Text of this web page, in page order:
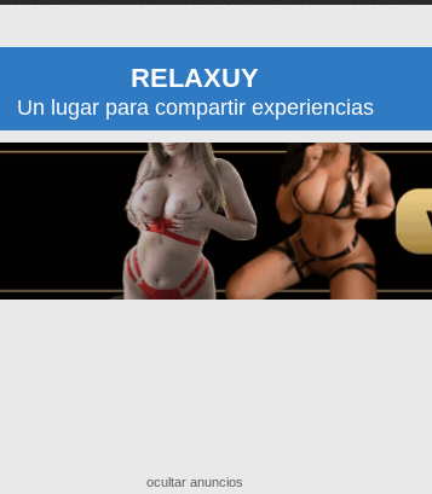
RELAXUY
Un lugar para compartir experiencias
ocultar anuncios